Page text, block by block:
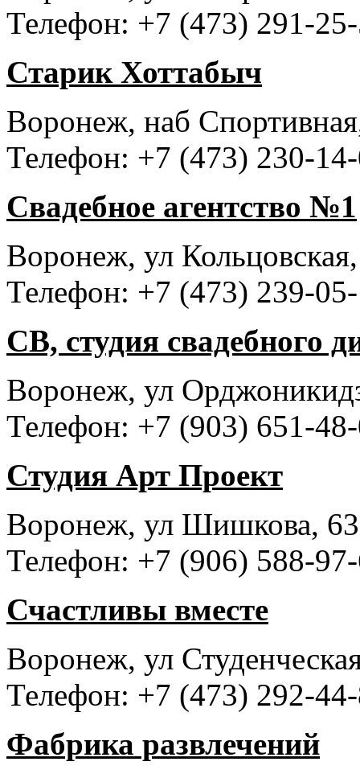
Телефон: +7 (473) 291-
Старик Хоттабыч
Воронеж, наб
Телефон: +7 (473) 230-
Свадебное агентство №1
Воронеж, ул
Телефон: +7 (473) 239-
СВ, студия свадебного
Воронеж, ул
Телефон: +7 (903) 651-
Студия Арт Проект
Воронеж, ул Шишкова, 63
Телефон: +7 (906) 588-
Счастливы вместе
Воронеж, ул
Телефон: +7 (473) 292-
Фабрика развлечений